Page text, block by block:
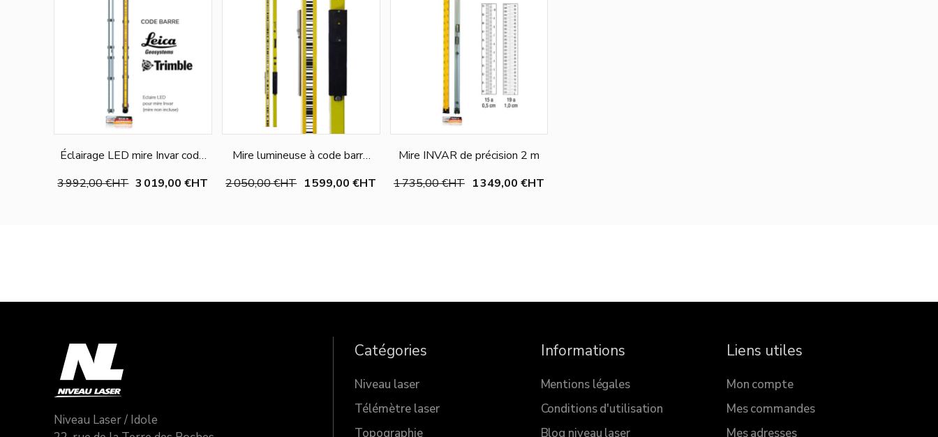
Éclairage LED mire Invar code
3 992,00 €HT 3 019,00 €HT
Ajouter au panier
Mire lumineuse à code barre
2 050,00 €HT 1 599,00 €HT
Choisir une option
Mire INVAR de précision 2 m
1 735,00 €HT 1 349,00 €HT
Ajouter au panier
Niveau Laser / Idole
Catégories
Niveau laser
Télémètre laser
Topographie
Informations
Mentions légales
Conditions d'utilisation
Blog niveau laser
Liens utiles
Mon compte
Mes commandes
Mes adresses